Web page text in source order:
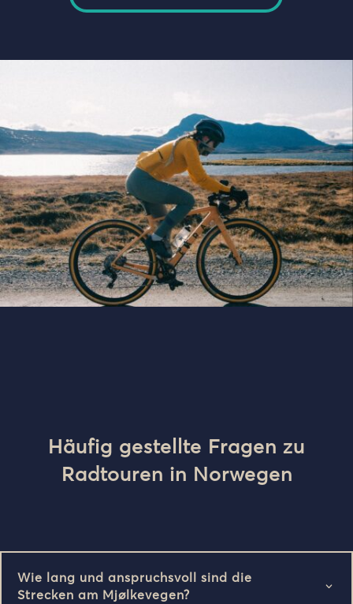
Häufig gestellte Fragen zu
Radtouren in Norwegen
Wie lang und anspruchsvoll sind die
Strecken am Mjølkevegen?